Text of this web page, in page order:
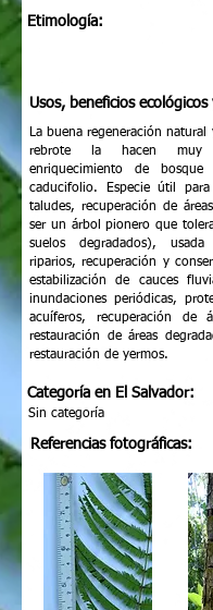
Etimología:
Usos, beneficios
La buena regeneración
rebrote la hacen muy
enriquecimiento de
caducifolio. Especie útil para
taludes, recuperación de
ser un árbol pionero que
suelos degradados), usada
riparios, recuperación y
estabilización de cauces
inundaciones periódicas,
acuíferos, recuperación de
restauración de áreas
restauración de yermos.
Categoría en El Salvador:
Sin categoría
Referencias fotográficas: